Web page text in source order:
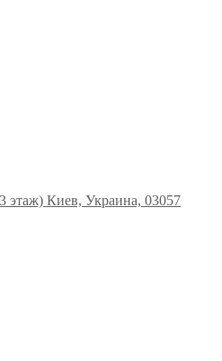
этаж) Киев, Украина, 03057